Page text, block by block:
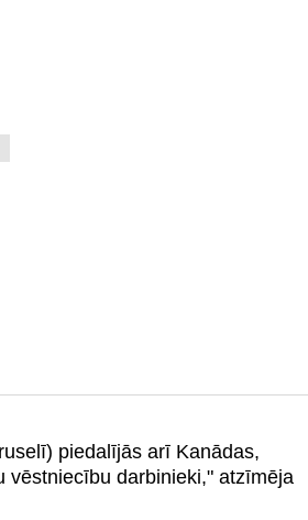
piedalījās arī Kanādas,
vēstniecību darbinieki," atzīmēja